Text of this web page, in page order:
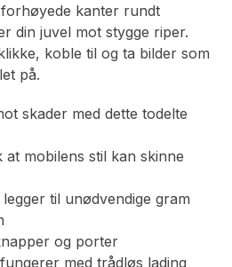
kanter rundt
din juvel mot stygge riper.
koble til og ta bilder som
på.
skader med dette todelte
mobilens stil kan skinne
til unødvendige gram
og porter
med trådløs lading